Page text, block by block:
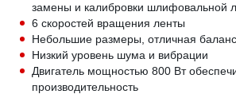
замены и калибровки шлифовальной
6 скоростей вращения ленты
Небольшие размеры, отличная
Низкий уровень шума и вибрации
Двигатель мощностью 800 Вт
производительность